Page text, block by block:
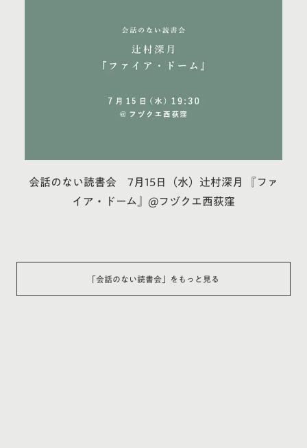
会話のない読書会 7月15日（水）辻村深月 『ファ
イア・ドーム』@フヅクエ西荻窪
「会話のない読書会 」をもっと見る